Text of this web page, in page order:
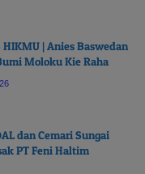
| Anies Baswedan
Moloku Kie Raha
dan Cemari Sungai
PT Feni Haltim